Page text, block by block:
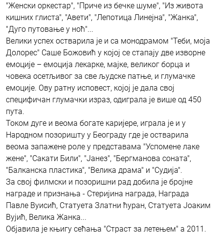
"Женски оркестар", "Приче из бечке шуме", "Из живота
кишних глиста", "Авети", "Лепотица Линејна", "Жанка",
"Дуго путовање у ноћ"...
Велики успех остварила је и са монодрамом "Теби, моја
Долорес" Саше Божовић у којој се стапају две изворне
емоције – емоција лекарке, мајке, великог борца и
човека осетљивог за све људске патње, и глумачке
емоције. Ову ратну исповест, којој је дала свој
специфичан глумачки израз, одиграла је више од 450
пута.
Током дуге и веома богате каријере, играла је и у
Народном позоришту у Београду где је остварила
веома запажене роле у представама "Успомене лаке
жене", "Сакати Били", "Јанез", "Бергманова соната",
"Балканска пластика", "Велика драма" и "Судија".
За свој филмски и позоришни рад добила је бројне
награде и признања - Стеријина награда, Награда
Павле Вуисић, Статуета Златни ћуран, Статуета Јоаким
Вујић, Велика Жанка...
Објавила је књигу сећања "Страст за летењем" а 2011.